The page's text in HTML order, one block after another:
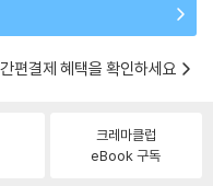
편결제 혜택을 확인하세요
크레마클럽
eBook 구독